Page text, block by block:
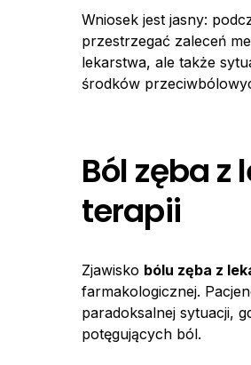
Wniosek jest jasny:
przestrzegać zaleceń
lekarstwa, ale także
środków
Ból zęba
terapii
Zjawisko bólu zęba z
farmakologicznej.
paradoksalnej sytuacji,
potęgujących ból.